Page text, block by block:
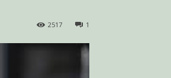
1
2517